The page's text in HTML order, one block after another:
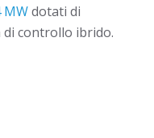
MWdotati di
di controllo ibrido.